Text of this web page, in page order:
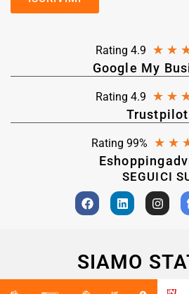
Rating 4.9 ★ ★
Google My
Rating 4.9 ★ ★
Trustpilot
Rating 99% ★ ★
SEGUICI
SIAMO